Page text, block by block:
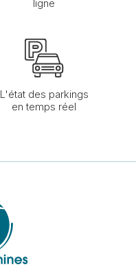
ligne
L'état des parkings
en temps réel